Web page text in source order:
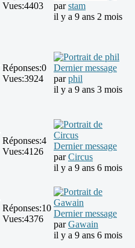
Vues:4403
parstam
il y a 9 ans 2 mois
Réponses:0
Vues:3924
Dernier message
parphil
il y a 9 ans 3 mois
Réponses:4
Vues:4126
Dernier message
parCircus
il y a 9 ans 6 mois
Réponses:10
Vues:4376
Dernier message
parGawain
il y a 9 ans 6 mois